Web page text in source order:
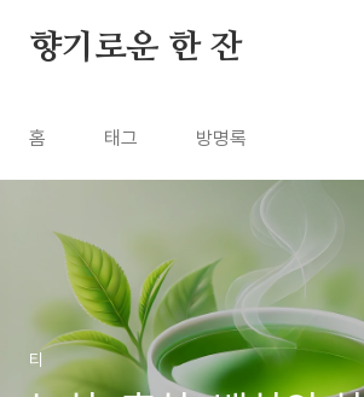
향기로운 한 잔
홈 태그 방명록
티